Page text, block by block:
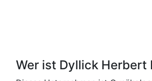
Wer ist Dyllick Herbert